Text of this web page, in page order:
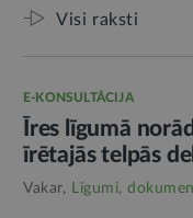
Visi raksti
E-KONSULTĀCIJA
Īres līgumā
īrētajās telpās
Vakar, Līgumi,